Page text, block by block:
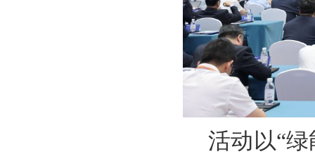
活动以“